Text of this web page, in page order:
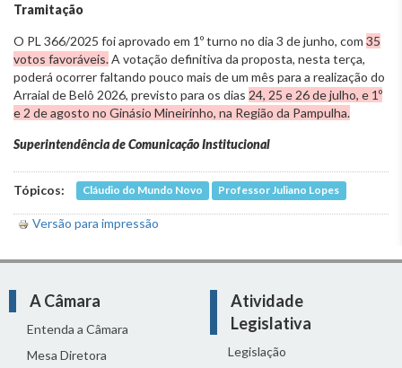
Tramitação
O PL 366/2025 foi aprovado em 1º turno no dia 3 de junho, com 35
votos favoráveis.A votação definitiva da proposta, nesta terça,
poderá ocorrer faltando pouco mais de um mês para a realização do
Arraial de Belô 2026, previsto para os dias 24, 25 e 26 de julho, e 1º
e 2 de agosto no Ginásio Mineirinho, na Região da Pampulha.
Superintendência de Comunicação Institucional
Tópicos: Cláudio do Mundo Novo Professor Juliano Lopes
Versão para impressão
A Câmara
Entenda a Câmara
Mesa Diretora
Atividade
Legislativa
Legislação